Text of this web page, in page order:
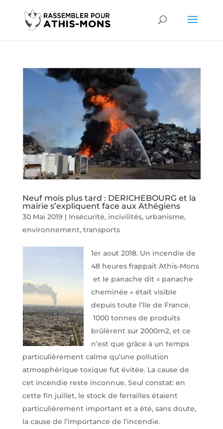
Neuf mois plus tard : DERICHEBOURG et la
mairie s’expliquent face aux Athégiens
30 Mai 2019 | Insécurité, incivilités, urbanisme,
environnement, transports
1er aout 2018. Un incendie de
48 heures frappait Athis-Mons
et le panache dit « panache
cheminée » était visible
depuis toute l’Ile de France.
1000 tonnes de produits
brûlèrent sur 2000m2, et ce
n’est que grâce à un temps
particulièrement calme qu’une pollution
atmosphérique toxique fut évitée. La cause de
cet incendie reste inconnue. Seul constat: en
cette fin juillet, le stock de ferrailles étaient
particulièrement important et a été, sans doute,
la cause de l’importance de l’incendie.